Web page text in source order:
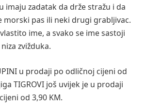
imaju zadatak da drže stražu i da
morski pas ili neki drugi grabljivac.
ime, a svako se ime sastoji
zvižduka.
u prodaji po odličnoj cijeni od
TIGROVI još uvijek je u prodaji
od 3,90 KM.